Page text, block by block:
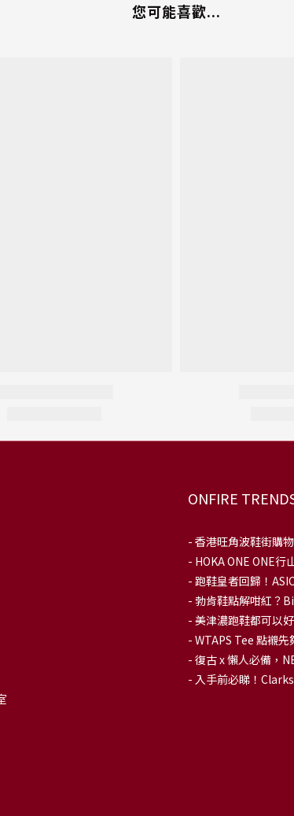
您可能喜歡...
ONFIRE
- 香港旺角波鞋街購
- HOKA ONE ONE行
- 跑鞋皇者回歸！
- 勃肯鞋點解咁紅？
- 美津濃跑鞋都可以
- WTAPS Tee 點襯
- 復古 x 懶人必備，
- 入手前必睇！